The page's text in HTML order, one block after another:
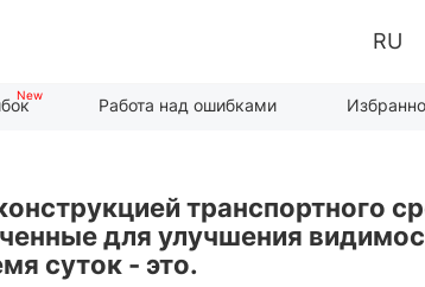
RU
Работа над ошибками
транспортного
для улучшения
суток - это.